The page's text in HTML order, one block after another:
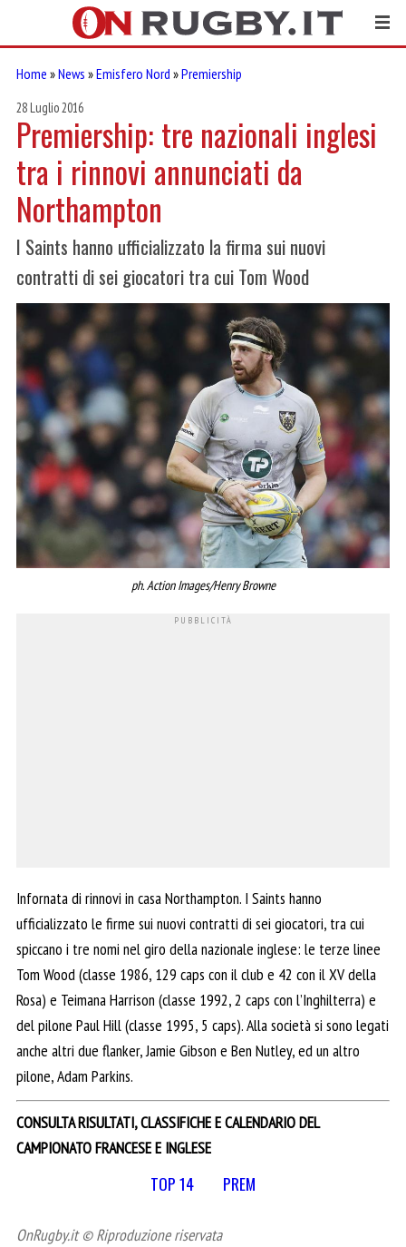
Home »News »Emisfero Nord »Premiership
28 Luglio 2016
Premiership: tre nazionali inglesi
tra i rinnovi annunciati da
Northampton
I Saints hanno ufficializzato la firma sui nuovi
contratti di sei giocatori tra cui Tom Wood
ph. Action Images/Henry Browne
Infornata di rinnovi in casa Northampton. I Saints hanno
ufficializzato le firme sui nuovi contratti di sei giocatori, tra cui
spiccano i tre nomi nel giro della nazionale inglese: le terze linee
Tom Wood (classe 1986, 129 caps con il club e 42 con il XV della
Rosa) e Teimana Harrison (classe 1992, 2 caps con l’Inghilterra) e
del pilone Paul Hill (classe 1995, 5 caps). Alla società si sono legati
anche altri due flanker, Jamie Gibson e Ben Nutley, ed un altro
pilone, Adam Parkins.
CONSULTA RISULTATI, CLASSIFICHE E CALENDARIO DEL
CAMPIONATO FRANCESE E INGLESE
TOP 14 PREM
OnRugby.it © Riproduzione riservata